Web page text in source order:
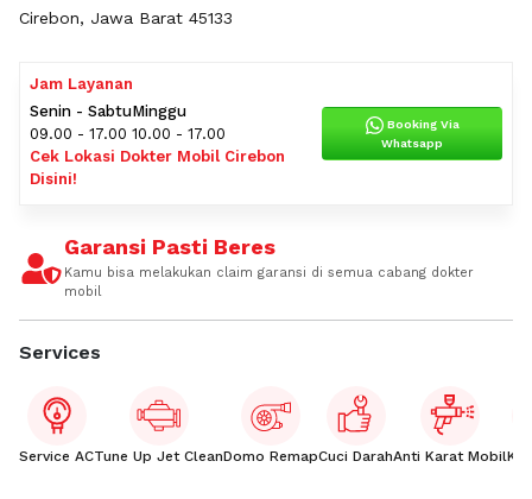
Cirebon, Jawa Barat 45133
Jam Layanan
Senin - Sabtu
09.00 - 17.00
Minggu
10.00 - 17.00
Cek Lokasi Dokter Mobil Cirebon
Disini!
Booking Via
Whatsapp
Garansi Pasti Beres
Kamu bisa melakukan claim garansi di semua cabang dokter
mobil
Services
Service ACTune Up Jet CleanDomo RemapCuci DarahAnti Karat Mobil